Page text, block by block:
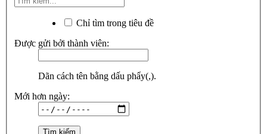
Chỉ tìm trong tiêu đề
Được gửi bởi thành viên:
Dãn cách tên bằng dấu phẩy(,).
Mới hơn ngày: